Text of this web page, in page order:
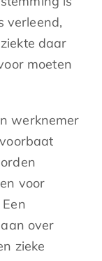
verleend,
daar
moeten
werknemer
voor
over
zieke